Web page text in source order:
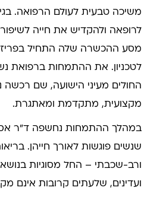
לרופאה ולהקדיש את חייה לשיפור
מסע ההכשרה שלה התחיל בפריז,
לטכניון. את ההתמחות ברפואת
החולים מעיני הישועה, שם רכשה
מקצועית, מתקדמת ומאתגרת.
במהלך ההתמחות נחשפה ד"ר
שנשים פוגשות לאורך חייהן.
ורב-שכבתי – החל מסוגיות בנושא
ועדינים, שלעתים קרובות אינם